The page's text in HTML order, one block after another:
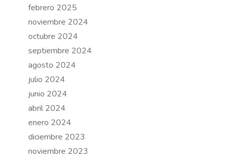
febrero 2025
noviembre 2024
octubre 2024
septiembre 2024
agosto 2024
julio 2024
junio 2024
abril 2024
enero 2024
diciembre 2023
noviembre 2023